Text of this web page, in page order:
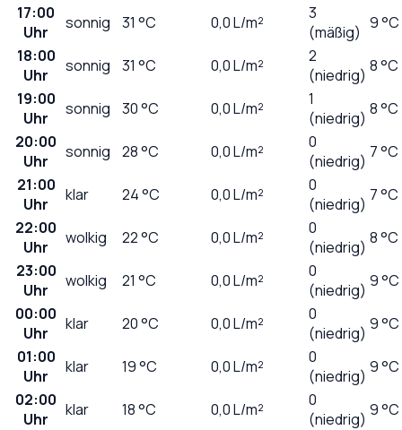
17:00
Uhr
sonnig 31 °C 0,0L/m²
3
(mäßig) 9 °C
18:00
Uhr
sonnig 31 °C 0,0L/m²
2
(niedrig) 8 °C
19:00
Uhr
sonnig 30°C 0,0L/m²
1
(niedrig) 8 °C
20:00
Uhr
sonnig 28°C 0,0L/m²
0
(niedrig) 7 °C
21:00
Uhr
klar 24°C 0,0L/m²
0
(niedrig) 7 °C
22:00
Uhr
wolkig 22°C 0,0L/m²
0
(niedrig) 8 °C
23:00
Uhr
wolkig 21 °C 0,0L/m²
0
(niedrig) 9 °C
00:00
Uhr
klar 20°C 0,0L/m²
0
(niedrig) 9 °C
01:00
Uhr
klar 19°C 0,0L/m²
0
(niedrig) 9 °C
02:00
Uhr
klar 18°C 0,0L/m²
0
(niedrig) 9 °C